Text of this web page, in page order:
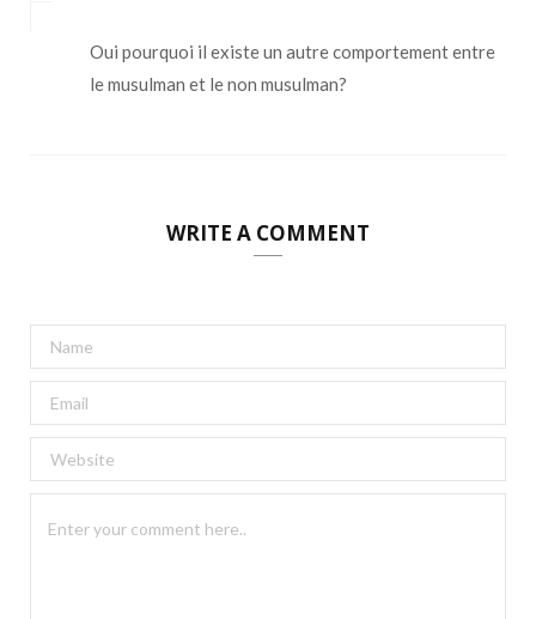
Oui pourquoi il existe un autre comportement entre
le musulman et le non musulman?
WRITE A COMMENT
l
e
n